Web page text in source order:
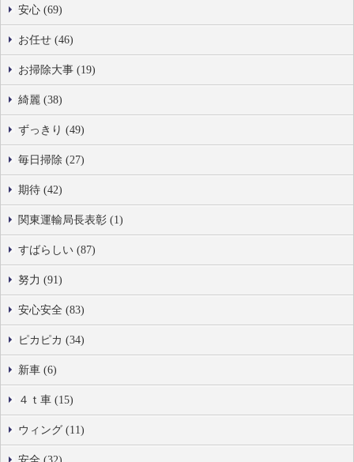
安心 (69)
お任せ (46)
お掃除大事 (19)
綺麗 (38)
ずっきり (49)
毎日掃除 (27)
期待 (42)
関東運輸局長表彰 (1)
すばらしい (87)
努力 (91)
安心安全 (83)
ピカピカ (34)
新車 (6)
４ｔ車 (15)
ウィング (11)